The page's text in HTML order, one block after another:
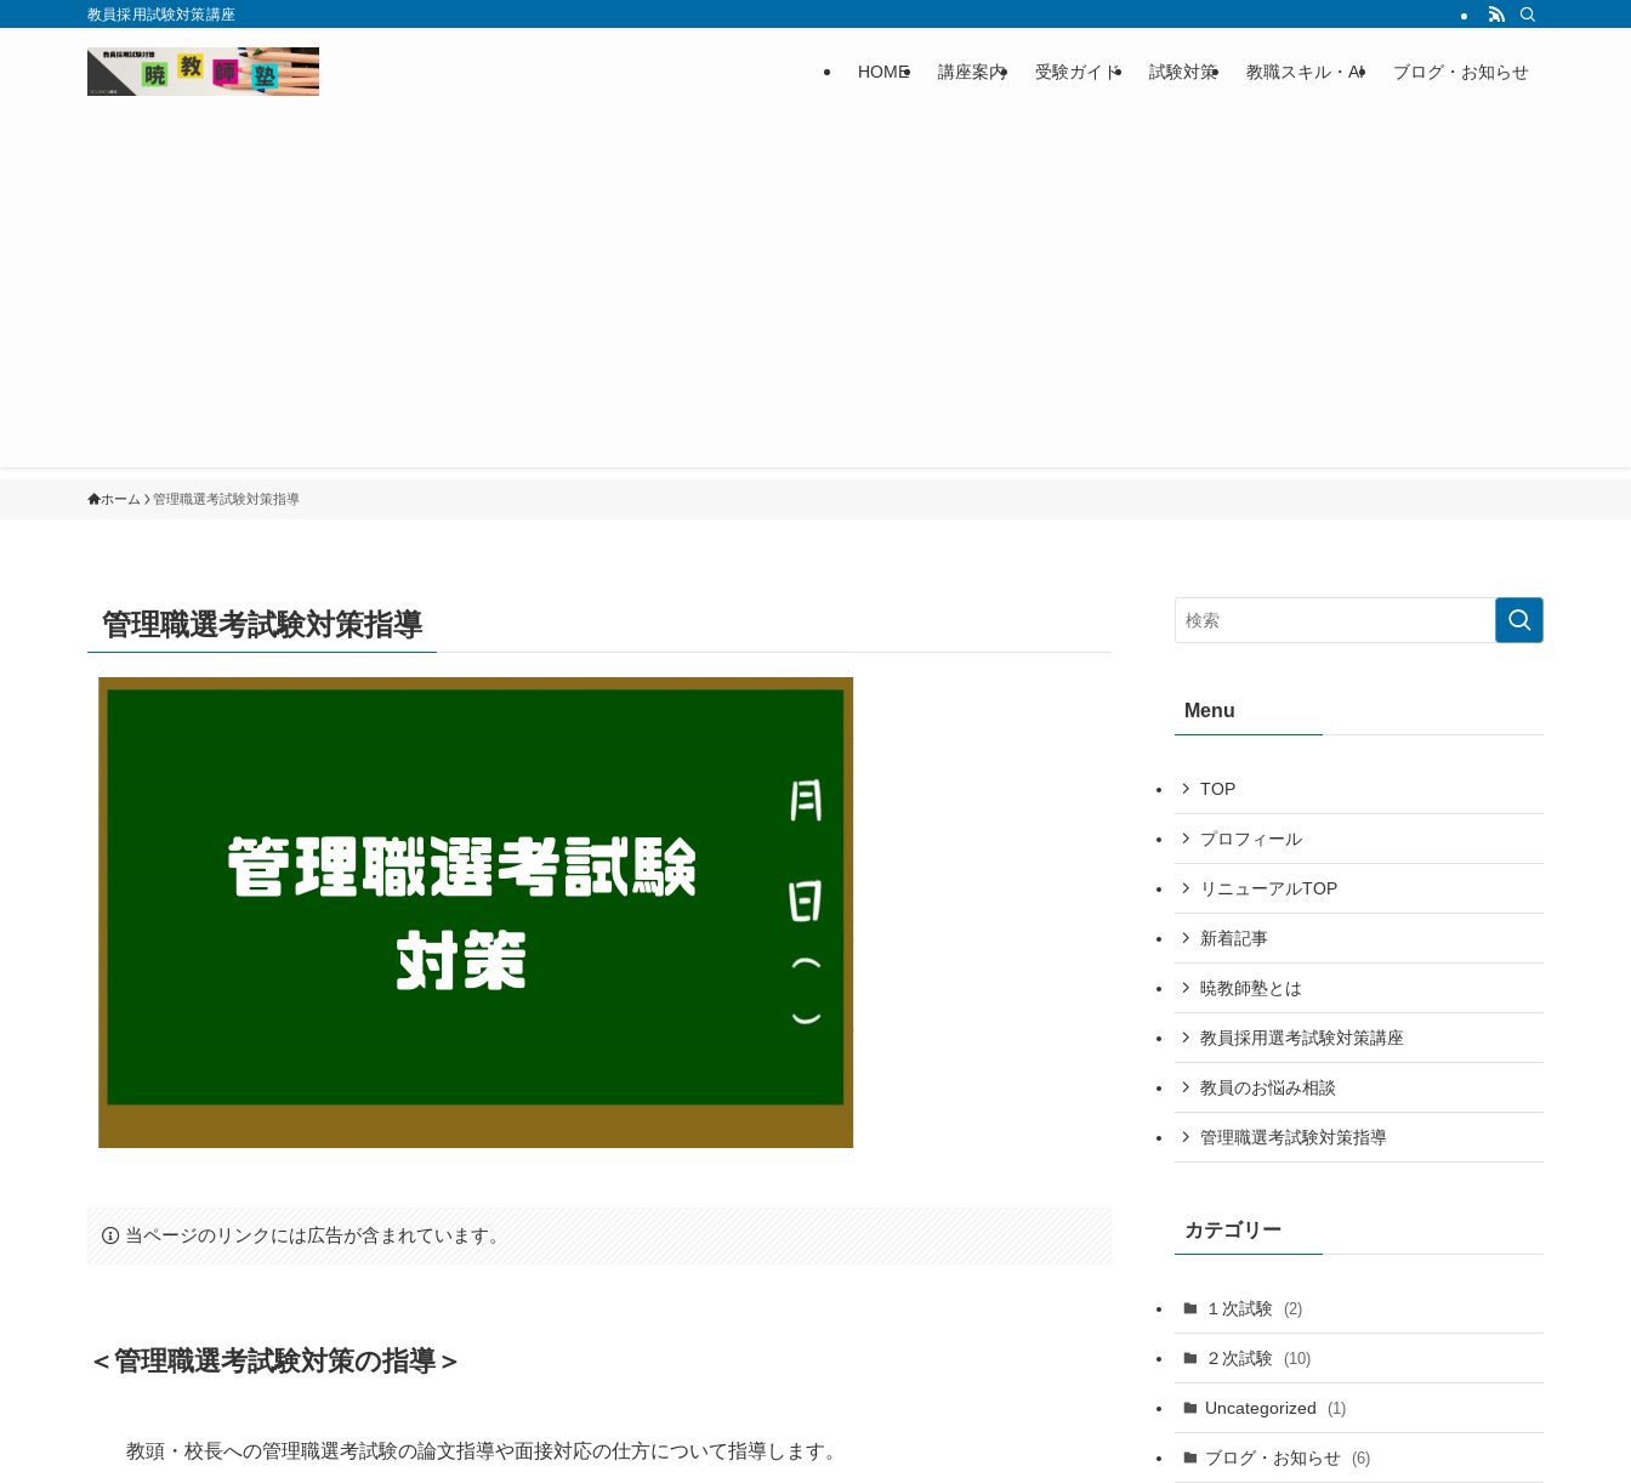
教員採用試験対策講座
HOME 講座案内 受験ガイド 試験対策 教職スキル・AI ブログ・お知らせ
ホーム 管理職選考試験対策指導
管理職選考試験対策指導
当ページのリンクには広告が含まれています。
＜管理職選考試験対策の指導＞
教頭・校長への管理職選考試験の論文指導や面接対応の仕方について指導します。
Menu
TOP
プロフィール
リニューアルTOP
新着記事
暁教師塾とは
教員採用選考試験対策講座
教員のお悩み相談
管理職選考試験対策指導
カテゴリー
１次試験 (2)
２次試験 (10)
Uncategorized (1)
ブログ・お知らせ (6)